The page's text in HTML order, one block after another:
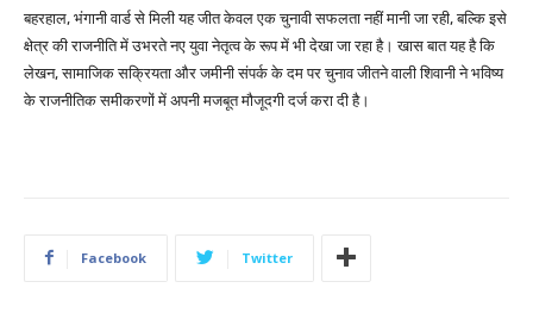
बहरहाल, भंगानी वार्ड से मिली यह जीत केवल एक चुनावी सफलता नहीं मानी जा रही, बल्कि इसे
क्षेत्र की राजनीति में उभरते नए युवा नेतृत्व के रूप में भी देखा जा रहा है। खास बात यह है कि
लेखन, सामाजिक सक्रियता और जमीनी संपर्क के दम पर चुनाव जीतने वाली शिवानी ने भविष्य
के राजनीतिक समीकरणों में अपनी मजबूत मौजूदगी दर्ज करा दी है।
Facebook Twitter